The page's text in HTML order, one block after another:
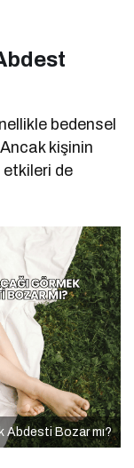
bedensel
kişinin
de
Abdesti Bozar mı?